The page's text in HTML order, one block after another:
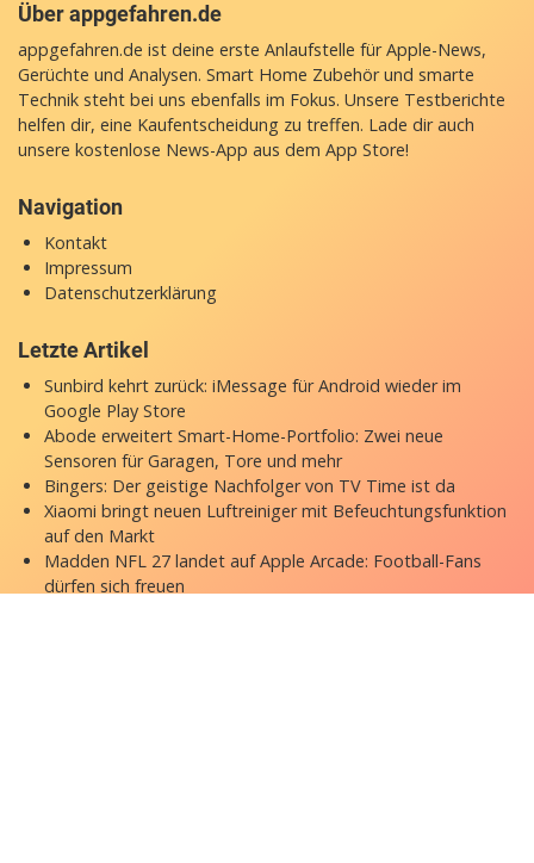
Über appgefahren.de
appgefahren.de ist deine erste Anlaufstelle für Apple-News,
Gerüchte und Analysen. Smart Home Zubehör und smarte
Technik steht bei uns ebenfalls im Fokus. Unsere Testberichte
helfen dir, eine Kaufentscheidung zu treffen. Lade dir auch
unsere kostenlose News-App aus dem App Store!
Navigation
Kontakt
Impressum
Datenschutzerklärung
Letzte Artikel
Sunbird kehrt zurück: iMessage für Android wieder im
Google Play Store
Abode erweitert Smart-Home-Portfolio: Zwei neue
Sensoren für Garagen, Tore und mehr
Bingers: Der geistige Nachfolger von TV Time ist da
Xiaomi bringt neuen Luftreiniger mit Befeuchtungsfunktion
auf den Markt
Madden NFL 27 landet auf Apple Arcade: Football-Fans
dürfen sich freuen